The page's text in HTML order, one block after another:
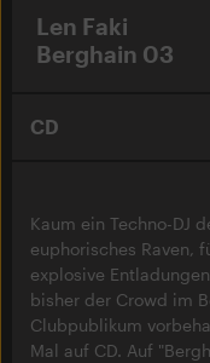
Len Faki
Berghain 03
CD
Kaum ein Techno-DJ
euphorisches Raven,
explosive
bisher der Crowd im
Clubpublikum
Mal auf CD. Auf